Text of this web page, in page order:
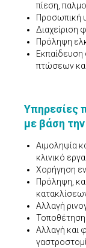
πίεση,
Προσωπική
Διαχείριση
Πρόληψη
Εκπαίδευση
πτώσεων
Υπηρεσίες
με βάση
Αιμοληψία
κλινικό
Χορήγηση
Πρόληψη,
Αλλαγή
Τοποθέτηση
Αλλαγή και